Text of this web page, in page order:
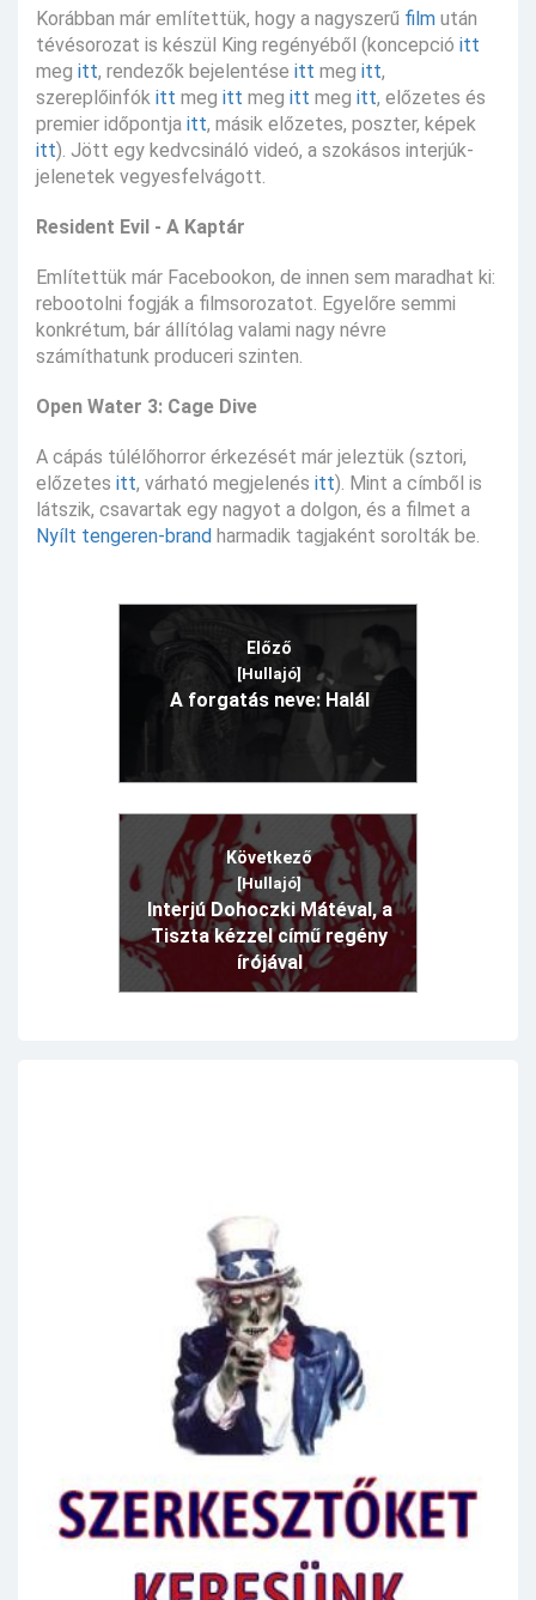
Korábban már említettük, hogy a nagyszerű film után
tévésorozat is készül King regényéből (koncepció itt
meg itt, rendezők bejelentése itt meg itt,
szereplőinfók itt meg itt meg itt meg itt, előzetes és
premier időpontja itt, másik előzetes, poszter, képek
itt). Jött egy kedvcsináló videó, a szokásos interjúk-
jelenetek vegyesfelvágott.
Resident Evil - A Kaptár
Említettük már Facebookon, de innen sem maradhat ki:
rebootolni fogják a filmsorozatot. Egyelőre semmi
konkrétum, bár állítólag valami nagy névre
számíthatunk produceri szinten.
Open Water 3: Cage Dive
A cápás túlélőhorror érkezését már jeleztük (sztori,
előzetes itt, várható megjelenés itt). Mint a címből is
látszik, csavartak egy nagyot a dolgon, és a filmet a
Nyílt tengeren-brand harmadik tagjaként sorolták be.
Előző
[Hullajó]
A forgatás neve: Halál
Következő
[Hullajó]
Interjú Dohoczki Mátéval, a
Tiszta kézzel című regény
írójával